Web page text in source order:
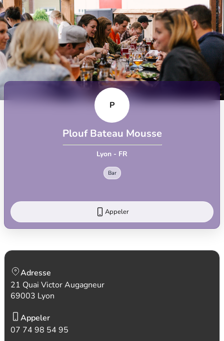
P
Plouf Bateau Mousse
Lyon - FR
Bar
Appeler
Adresse
21 Quai Victor Augagneur
69003 Lyon
Appeler
07 74 98 54 95